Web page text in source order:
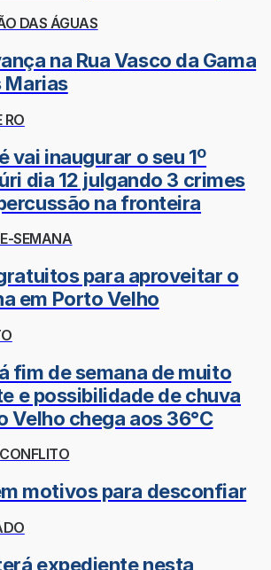
DAS ÁGUAS
na Rua Vasco da Gama
Marias
RO
vai inaugurar o seu 1º
dia 12 julgando 3 crimes
na fronteira
SEMANA
para aproveitar o
em Porto Velho
fim de semana de muito
e possibilidade de chuva
Velho chega aos 36°C
motivos para desconfiar
expediente nesta